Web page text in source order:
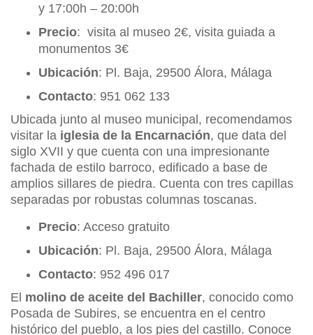
y 17:00h – 20:00h
Precio: visita al museo 2€, visita guiada a
monumentos 3€
Ubicación: Pl. Baja, 29500 Álora, Málaga
Contacto: 951 062 133
Ubicada junto al museo municipal, recomendamos
visitar la iglesia de la Encarnación, que data del
siglo XVII y que cuenta con una impresionante
fachada de estilo barroco, edificado a base de
amplios sillares de piedra. Cuenta con tres capillas
separadas por robustas columnas toscanas.
Precio: Acceso gratuito
Ubicación: Pl. Baja, 29500 Álora, Málaga
Contacto: 952 496 017
El molino de aceite del Bachiller, conocido como
Posada de Subires, se encuentra en el centro
histórico del pueblo, a los pies del castillo. Conoce